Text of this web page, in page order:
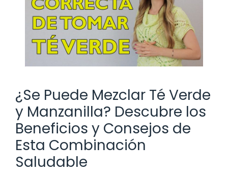
¿Se Puede Mezclar Té Verde
y Manzanilla? Descubre los
Beneficios y Consejos de
Esta Combinación
Saludable